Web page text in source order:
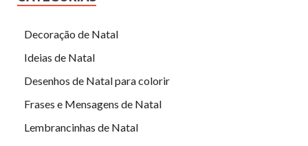
Decoração de Natal
Ideias de Natal
Desenhos de Natal para colorir
Frases e Mensagens de Natal
Lembrancinhas de Natal